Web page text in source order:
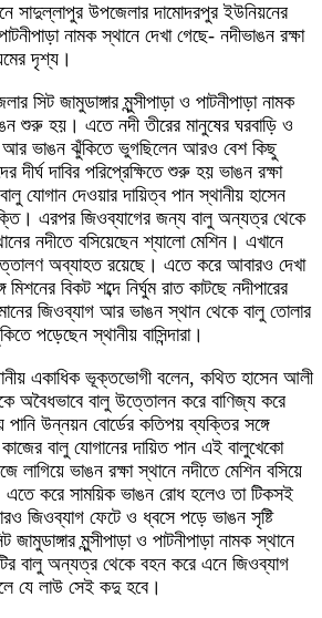
সাদুল্লাপুর উপজেলার দামোদরপুর ইউনিয়নের
নামক স্থানে দেখা গেছে- নদীভাঙন রক্ষা
দৃশ্য।
সিট জামুডাঙ্গার মুন্সীপাড়া ও পাটনীপাড়া নামক
শুরু হয়। এতে নদী তীরের মানুষের ঘরবাড়ি ও
আর ভাঙন ঝুঁকিতে ভুগছিলেন আরও বেশ কিছু
দাবির পরিপ্রেক্ষিতে শুরু হয় ভাঙন রক্ষা
যোগান দেওয়ার দায়িত্ব পান স্থানীয় হাসেন
এরপর জিওব্যাগের জন্য বালু অন্যত্র থেকে
নদীতে বসিয়েছেন শ্যালো মেশিন। এখানে
অব্যাহত রয়েছে। এতে করে আবারও দেখা
বিকট শব্দে নির্ঘুম রাত কাটছে নদীপারের
জিওব্যাগ আর ভাঙন স্থান থেকে বালু তোলার
পড়েছেন স্থানীয় বাসিন্দারা।
একাধিক ভূক্তভোগী বলেন, কথিত হাসেন আলী
অবৈধভাবে বালু উত্তোলন করে বাণিজ্য করে
উন্নয়ন বোর্ডের কতিপয় ব্যক্তির সঙ্গে
বালু যোগানের দায়িত পান এই বালুখেকো
ভাঙন রক্ষা স্থানে নদীতে মেশিন বসিয়ে
এতে করে সাময়িক ভাঙন রোধ হলেও তা টিকসই
জিওব্যাগ ফেটে ও ধ্বসে পড়ে ভাঙন সৃষ্টি
জামুডাঙ্গার মুন্সীপাড়া ও পাটনীপাড়া নামক স্থানে
বালু অন্যত্র থেকে বহন করে এনে জিওব্যাগ
যে লাউ সেই কদু হবে।